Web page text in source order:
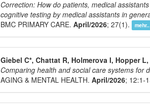
Correction: How do patients, medical
cognitive testing by medical assistants in
BMC PRIMARY CARE. April/2026; 27(1). mehr..
Giebel C*, Chattat R, Holmerova I, Hopper
Comparing health and social care systems for
AGING & MENTAL HEALTH. April/2026; 12:1-